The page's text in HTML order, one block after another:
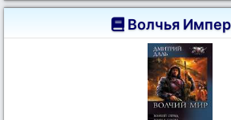
Волчья